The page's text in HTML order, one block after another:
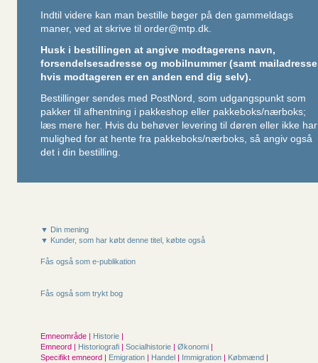
Indtil videre kan man bestille bøger på den gammeldags
maner, ved at skrive til order@mtp.dk.
Husk i bestillingen at angive modtagerens navn,
forsendelsesadresse og mobilnummer (samt mailadresse
hvis modtageren er en anden end dig selv).
Bestillinger sendes med PostNord, som udgangspunkt som
pakker til afhentning i pakkeshop eller pakkeboks/nærboks;
læs mere her. Hvis du behøver levering til døren eller ikke har
mulighed for at hente fra pakkeboks/nærboks, så angiv også
det i din bestilling.
▼ Din mening
▼ Kunder, som har købt denne titel, købte også
Fås også som e-publikation
Fås også som trykt bog
Emneområde | Historie |
Emneord | Historiografi | Socialhistorie | Økonomi |
Specifikt emneord | Emigration | Handel | Immigration | Købmænd |